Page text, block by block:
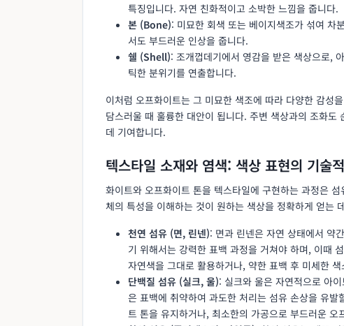
특징입니다. 자연 친화적이고 소박한 느낌을 줍니다.
본 (Bone): 미묘한 회색 또는 베이지색조가 섞여 차
서도 부드러운 인상을 줍니다.
쉘 (Shell): 조개껍데기에서 영감을 받은 색상으로,
틱한 분위기를 연출합니다.
이처럼 오프화이트는 그 미묘한 색조에 따라 다양한 감성
담스러울 때 훌륭한 대안이 됩니다. 주변 색상과의 조화
데 기여합니다.
텍스타일 소재와 염색: 색상 표현의 기술
화이트와 오프화이트 톤을 텍스타일에 구현하는 과정은
체의 특성을 이해하는 것이 원하는 색상을 정확하게 얻는
천연 섬유 (면, 린넨): 면과 린넨은 자연 상태에서 약
기 위해서는 강력한 표백 과정을 거쳐야 하며, 이때
자연색을 그대로 활용하거나, 약한 표백 후 미세한
단백질 섬유 (실크, 울): 실크와 울은 자연적으로 아
은 표백에 취약하여 과도한 처리는 섬유 손상을 유
트 톤을 유지하거나, 최소한의 가공으로 부드러운